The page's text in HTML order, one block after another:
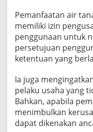
Pemanfaatan air
memiliki izin
penggunaan untuk
persetujuan
ketentuan yang
Ia juga
pelaku usaha yang
Bahkan, apabila
menimbulkan
dapat dikenakan